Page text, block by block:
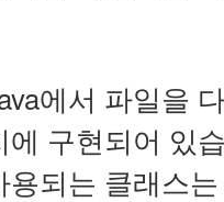
에서 파일을
에 구현되어 있
용되는 클래스